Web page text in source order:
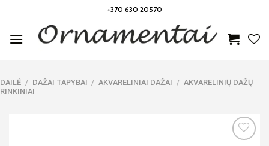
content
+370 630 20570
DAILĖ / DAŽAI TAPYBAI / AKVARELINIAI DAŽAI / AKVARELINIŲ DAŽŲ
RINKINIAI